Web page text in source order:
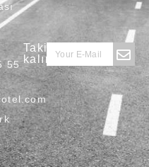
55
Takipte
kalın